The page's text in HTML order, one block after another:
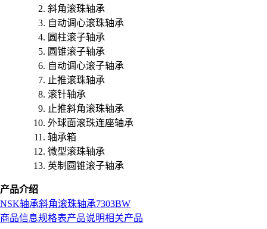
斜角滚珠轴承
自动调心滚珠轴承
圆柱滚子轴承
圆锥滚子轴承
自动调心滚子轴承
止推滚珠轴承
滚针轴承
止推斜角滚珠轴承
外球面滚珠连座轴承
轴承箱
微型滚珠轴承
英制圆锥滚子轴承
产品介绍
NSK轴承斜角滚珠轴承7303BW
商品信息规格表产品说明相关产品